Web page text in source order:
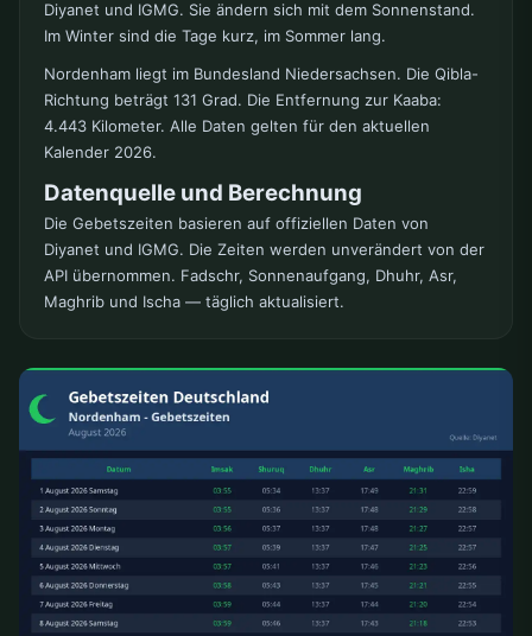
Diyanet und IGMG. Sie ändern sich mit dem Sonnenstand.
Im Winter sind die Tage kurz, im Sommer lang.
Nordenham liegt im Bundesland Niedersachsen. Die Qibla-
Richtung beträgt 131 Grad. Die Entfernung zur Kaaba:
4.443 Kilometer. Alle Daten gelten für den aktuellen
Kalender 2026.
Datenquelle und Berechnung
Die Gebetszeiten basieren auf offiziellen Daten von
Diyanet und IGMG. Die Zeiten werden unverändert von der
API übernommen. Fadschr, Sonnenaufgang, Dhuhr, Asr,
Maghrib und Ischa — täglich aktualisiert.